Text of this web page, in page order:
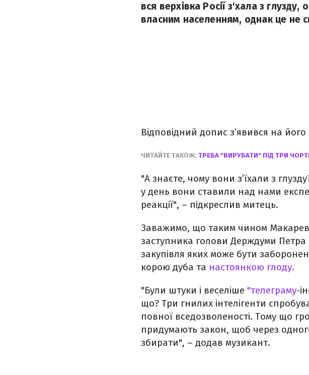
вся верхівка Росії з'хала з
власним населенням, однак це не
Відповідний допис з’явився на його
ЧИТАЙТЕ ТАКОЖ: ТРЕБА "ВИРУБАТИ" ПІД ТРИ
"А знаєте, чому вони з’їхали з
у день вони ставили над нами
реакції", – підкреслив митець.
Заважимо, що таким чином
заступника голови Держдуми Петра
закупівля яких може бути
корою дуба та настоянкою глоду.
"Були штуки і веселіше "телеграму-
що? Три гнилих інтелігенти
повної вседозволеності. Тому що
придумають закон, щоб через
збирати", – додав музикант.